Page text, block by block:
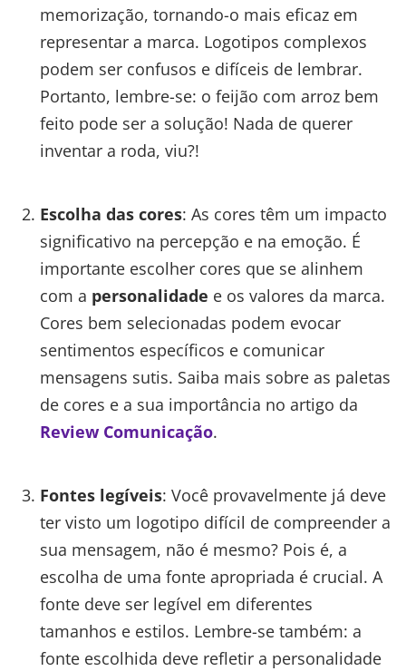
memorização, tornando-o mais eficaz em
representar a marca. Logotipos complexos
podem ser confusos e difíceis de lembrar.
Portanto, lembre-se: o feijão com arroz bem
feito pode ser a solução! Nada de querer
inventar a roda, viu?!
Escolha das cores: As cores têm um impacto
significativo na percepção e na emoção. É
importante escolher cores que se alinhem
com a personalidade e os valores da marca.
Cores bem selecionadas podem evocar
sentimentos específicos e comunicar
mensagens sutis. Saiba mais sobre as paletas
de cores e a sua importância no artigo da
Review Comunicação.
Fontes legíveis: Você provavelmente já deve
ter visto um logotipo difícil de compreender a
sua mensagem, não é mesmo? Pois é, a
escolha de uma fonte apropriada é crucial. A
fonte deve ser legível em diferentes
tamanhos e estilos. Lembre-se também: a
fonte escolhida deve refletir a personalidade